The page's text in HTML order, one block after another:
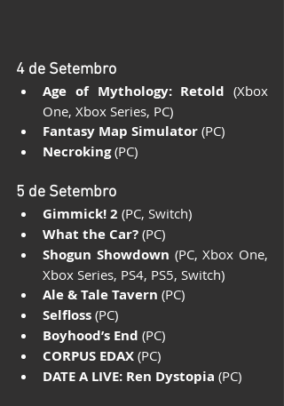
4 de Setembro
Age of Mythology: Retold (Xbox
One, Xbox Series, PC)
Fantasy Map Simulator (PC)
Necroking (PC)
5 de Setembro
Gimmick! 2 (PC, Switch)
What the Car? (PC)
Shogun Showdown (PC, Xbox One,
Xbox Series, PS4, PS5, Switch)
Ale & Tale Tavern (PC)
Selfloss (PC)
Boyhood’s End (PC)
CORPUS EDAX (PC)
DATE A LIVE: Ren Dystopia (PC)